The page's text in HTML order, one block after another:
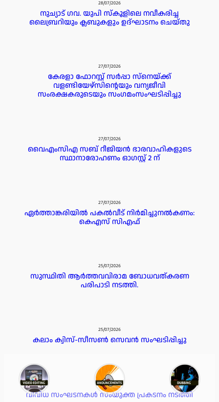
28/07/2026
നുച്യാട് ഗവ. യുപി സ്കൂളിലെ നവീകരിച്ച
ലൈബ്രറിയും ക്ലബുകളും ഉദ്ഘാടനം ചെയ്തു
27/07/2026
കേരളാ ഫോറസ്റ്റ് സർപ്പാ സ്‌നെയ്ക്ക്
വളണ്ടിയേഴ്‌സിന്റെയും വന്യജീവി
സംരക്ഷകരുടെയും സംഗമംസംഘടിപ്പിച്ചു
27/07/2026
വൈഎംസിഎ സബ് റീജിയൻ ഭാരവാഹികളുടെ
സ്ഥാനാരോഹണം ഓഗസ്റ്റ് 2 ന്
27/07/2026
ഏർത്താങ്കരിയിൽ പകൽവീട് നിർമിച്ചുനൽകണം:
കെഎസ് സിഎഫ്
25/07/2026
സുസ്ഥിതി ആർത്തവവിരാമ ബോധവത്കരണ
പരിപാടി നടത്തി.
25/07/2026
കലാം ക്വിസ്-സീസൺ സെവൻ സംഘടിപ്പിച്ചു
25/07/2026
വിവിധ സംഘടനകൾ സംയുക്ത പ്രകടനം നടത്തി